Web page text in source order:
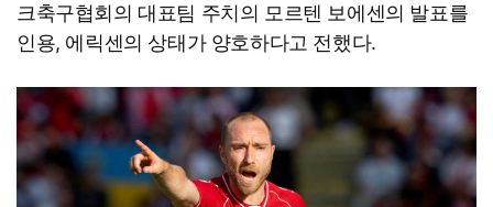
크축구협회의 대표팀 주치의 모르텐 보에센의 발표를
인용, 에릭센의 상태가 양호하다고 전했다.